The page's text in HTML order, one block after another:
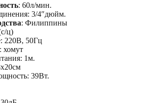
: 60л/мин.
3/4″дюйм.
: Филиппины
ц)
220В, 50Гц
хомут
1м.
39Вт.